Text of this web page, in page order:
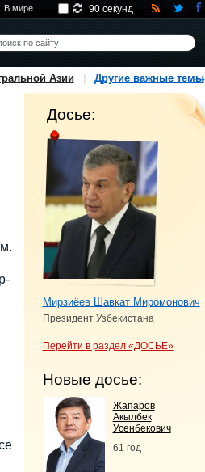
В мире 90 секунд
Азии Другие важные темы
Досье:
Мирзиёев Шавкат Миромонович
Президент Узбекистана
Перейти в раздел «ДОСЬЕ»
Новые досье:
Жапаров
Акылбек
Усенбекович
61 год